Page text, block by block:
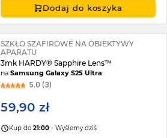
Dodaj do koszyka
SZKŁO SZAFIROWE NA OBIEKTYWY
APARATU
3mk HARDY® Sapphire Lens™
naSamsung Galaxy S25 Ultra
5.0 (3)
59,90 zł
Kup do21:00 - Wyślemy dziś